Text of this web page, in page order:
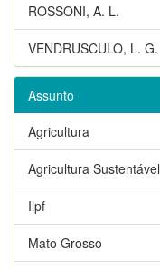
ROSSONI, A. L.
VENDRUSCULO, L. G.
Assunto
Agricultura
Agricultura Sustentável
Ilpf
Mato Grosso